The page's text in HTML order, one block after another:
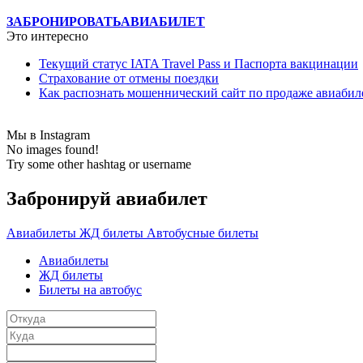
ЗАБРОНИРОВАТЬАВИАБИЛЕТ
Это интересно
Текущий статус IATA Travel Pass и Паспорта вакцинации
Страхование от отмены поездки
Как распознать мошеннический сайт по продаже
Мы в Instagram
No images found!
Try some other hashtag or username
Забронируй авиабилет
Авиабилеты ЖД билеты Автобусные билеты
Авиабилеты
ЖД билеты
Билеты на автобус